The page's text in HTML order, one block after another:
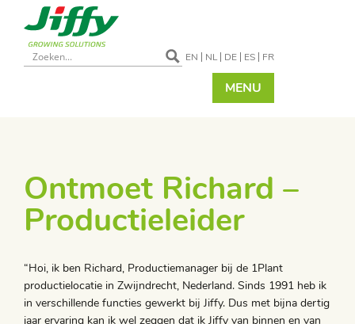
EN NL DE ES FR
MENU
Ontmoet Richard –
Productieleider
“Hoi, ik ben Richard, Productiemanager bij de 1Plant
productielocatie in Zwijndrecht, Nederland. Sinds 1991 heb ik
in verschillende functies gewerkt bij Jiffy. Dus met bijna dertig
jaar ervaring kan ik wel zeggen dat ik Jiffy van binnen en van